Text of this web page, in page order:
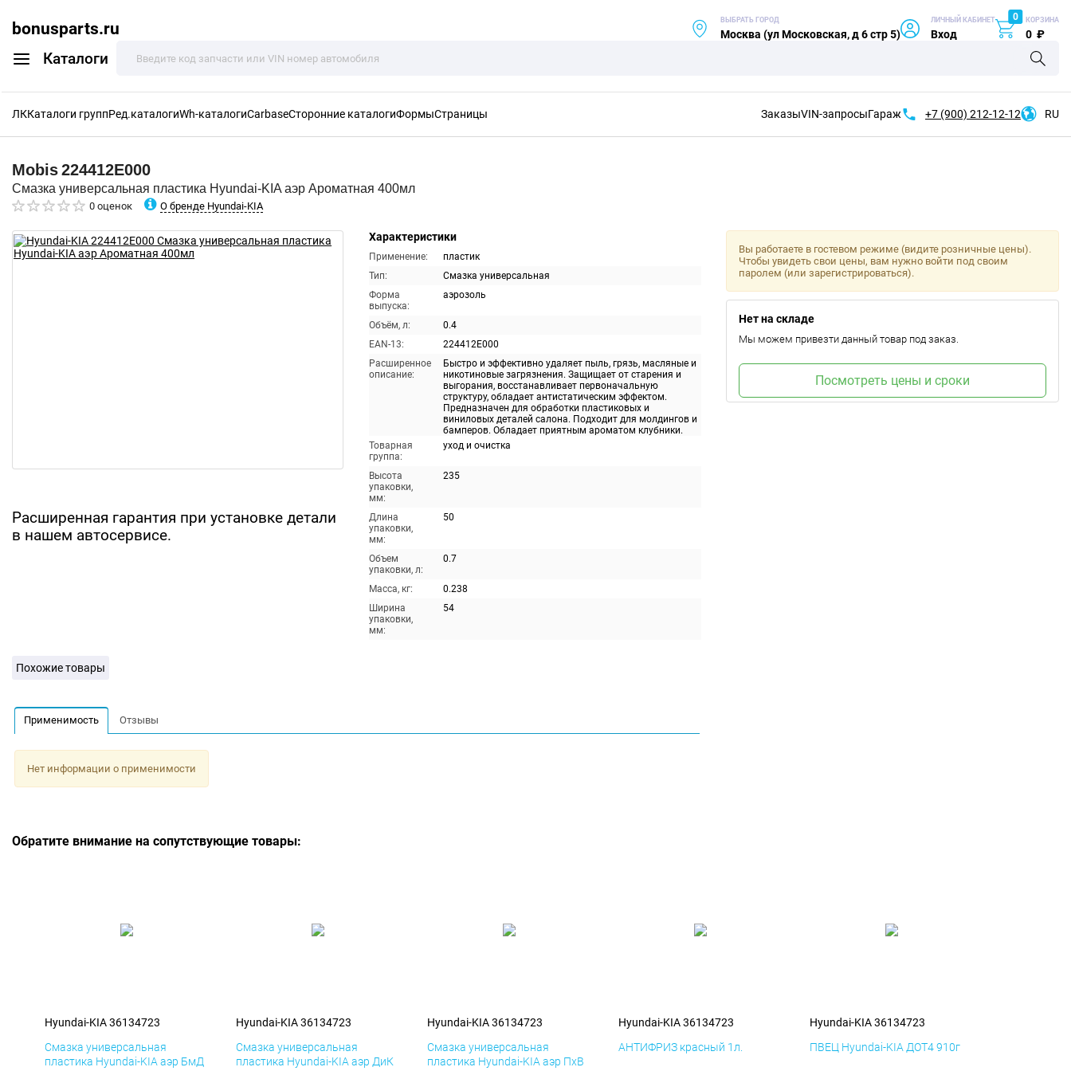
bonusparts.ru
Каталоги
ВЫБРАТЬ ГОРОД
Москва (ул Московская, д 6 стр 5)
ЛИЧНЫЙ КАБИНЕТ
Вход
0 КОРЗИНА
0 ₽
ЛККаталоги группРед.каталогиWh-каталогиCarbaseСторонние каталогиФормыСтраницы ЗаказыVIN-запросыГараж +7 (900) 212-12-12 RU
Mobis224412E000
Смазка универсальная пластика Hyundai-KIA аэр Ароматная 400мл
0 оценок О бренде Hyundai-KIA
Расширенная гарантия при установке детали
в нашем автосервисе.
Характеристики
Применение:
пластик
Тип:
Смазка универсальная
Форма
выпуска:
аэрозоль
Объём, л:
0.4
EAN-13:
224412E000
Расширенное
описание:
Быстро и эффективно удаляет пыль, грязь, масляные и
никотиновые загрязнения. Защищает от старения и
выгорания, восстанавливает первоначальную
структуру, обладает антистатическим эффектом.
Предназначен для обработки пластиковых и
виниловых деталей салона. Подходит для молдингов и
бамперов. Обладает приятным ароматом клубники.
Товарная
группа:
уход и очистка
Высота
упаковки,
мм:
235
Длина
упаковки,
мм:
50
Объем
упаковки, л:
0.7
Масса, кг:
0.238
Ширина
упаковки,
мм:
54
Вы работаете в гостевом режиме (видите розничные цены).
Чтобы увидеть свои цены, вам нужно войти под своим
паролем (или зарегистрироваться).
Нет на складе
Мы можем привезти данный товар под заказ.
Посмотреть цены и сроки
Похожие товары
Применимость Отзывы
Нет информации о применимости
Обратите внимание на сопутствующие товары:
Hyundai-KIA 36134723
Смазка универсальная
пластика Hyundai-KIA аэр БмД
Hyundai-KIA 36134723
Смазка универсальная
пластика Hyundai-KIA аэр ДиК
Hyundai-KIA 36134723
Смазка универсальная
пластика Hyundai-KIA аэр ПхВ
Hyundai-KIA 36134723
АНТИФРИЗ красный 1л.
Hyundai-KIA 36134723
ПВЕЦ Hyundai-KIA ДОТ4 910г